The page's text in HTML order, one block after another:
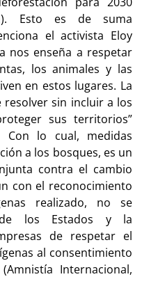
Esto es de suma
el activista Eloy
nos enseña a respetar
los animales y las
en estos lugares. La
resolver sin incluir a los
sus territorios”
Con lo cual, medidas
a los bosques, es un
contra el cambio
con el reconocimiento
realizado, no se
los Estados y la
de respetar el
al consentimiento
Internacional,